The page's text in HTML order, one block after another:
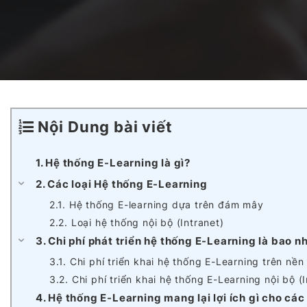
Nền tảng Văn phòng Ảo Toàn cầu
Studio Game
Nội Dung bài viết
1. Hệ thống E-Learning là gì?
2. Các loại Hệ thống E-Learning
2.1. Hệ thống E-learning dựa trên đám mây
2.2. Loại hệ thống nội bộ (Intranet)
3. Chi phí phát triển hệ thống E-Learning là bao
3.1. Chi phí triển khai hệ thống E-Learning trên
3.2. Chi phí triển khai hệ thống E-Learning nội bộ
4. Hệ thống E-Learning mang lại lợi ích gì cho